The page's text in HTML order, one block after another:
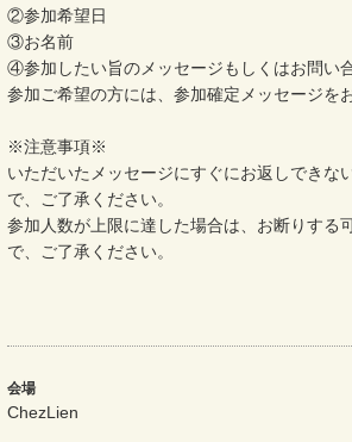
②参加希望日
③お名前
④参加したい旨のメッセージもしくはお問い
参加ご希望の方には、参加確定メッセージを
※注意事項※
いただいたメッセージにすぐにお返しできな
で、ご了承ください。
参加人数が上限に達した場合は、お断りする
で、ご了承ください。
会場
ChezLien